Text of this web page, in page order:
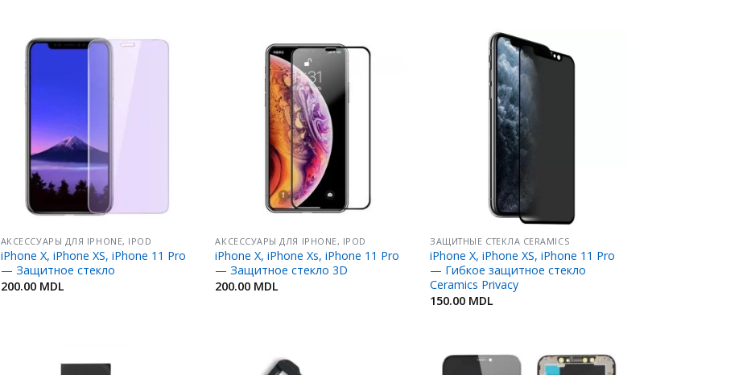
АКСЕССУАРЫ ДЛЯ IPHONE, IPOD
iPhone X, iPhone XS, iPhone 11 Pro
— Защитное стекло
200.00 MDL
АКСЕССУАРЫ ДЛЯ IPHONE, IPOD
iPhone X, iPhone Xs, iPhone 11 Pro
— Защитное стекло 3D
200.00 MDL
ЗАЩИТНЫЕ СТЕКЛА CERAMICS
iPhone X, iPhone XS, iPhone 11 Pro
— Гибкое защитное стекло
Ceramics Privacy
150.00 MDL